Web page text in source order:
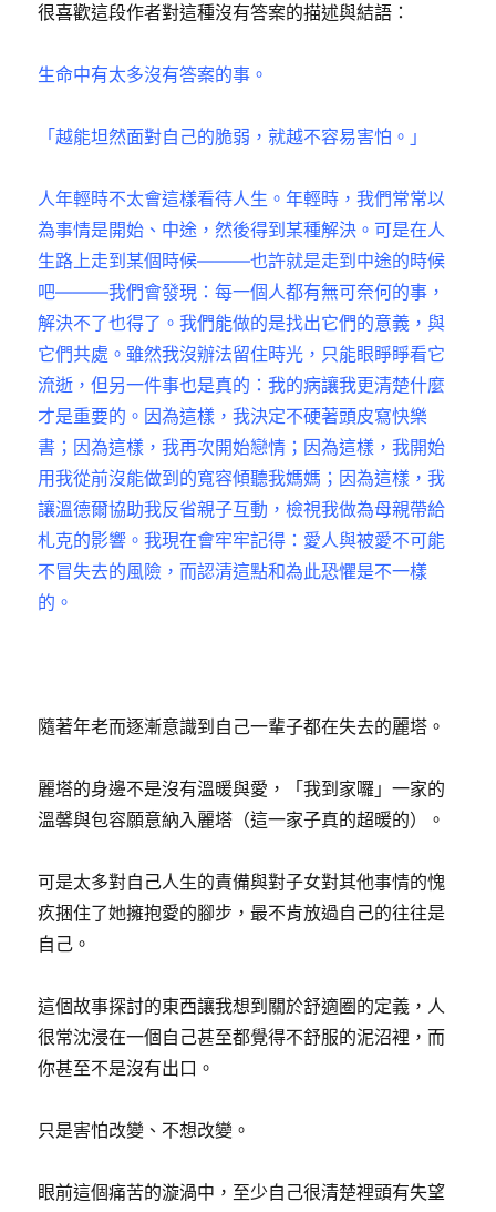
很喜歡這段作者對這種沒有答案的描述與結語：
生命中有太多沒有答案的事。
「越能坦然面對自己的脆弱，就越不容易害怕。」
人年輕時不太會這樣看待人生。年輕時，我們常常以
為事情是開始、中途，然後得到某種解決。可是在人
生路上走到某個時候———也許就是走到中途的時候
吧———我們會發現：每一個人都有無可奈何的事，
解決不了也得了。我們能做的是找出它們的意義，與
它們共處。雖然我沒辦法留住時光，只能眼睜睜看它
流逝，但另一件事也是真的：我的病讓我更清楚什麼
才是重要的。因為這樣，我決定不硬著頭皮寫快樂
書；因為這樣，我再次開始戀情；因為這樣，我開始
用我從前沒能做到的寬容傾聽我媽媽；因為這樣，我
讓溫德爾協助我反省親子互動，檢視我做為母親帶給
札克的影響。我現在會牢牢記得：愛人與被愛不可能
不冒失去的風險，而認清這點和為此恐懼是不一樣
的。
隨著年老而逐漸意識到自己一輩子都在失去的麗塔。
麗塔的身邊不是沒有溫暖與愛，「我到家囉」一家的
溫馨與包容願意納入麗塔（這一家子真的超暖的）。
可是太多對自己人生的責備與對子女對其他事情的愧
疚捆住了她擁抱愛的腳步，最不肯放過自己的往往是
自己。
這個故事探討的東西讓我想到關於舒適圈的定義，人
很常沈浸在一個自己甚至都覺得不舒服的泥沼裡，而
你甚至不是沒有出口。
只是害怕改變、不想改變。
眼前這個痛苦的漩渦中，至少自己很清楚裡頭有失望